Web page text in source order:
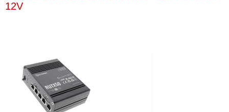
Multimedia
Alpine
12V